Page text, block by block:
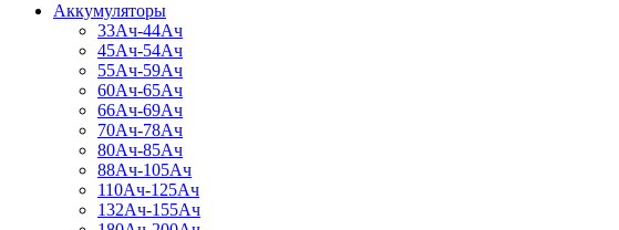
Аккумуляторы
33Ач-44Ач
45Ач-54Ач
55Ач-59Ач
60Ач-65Ач
66Ач-69Ач
70Ач-78Ач
80Ач-85Ач
88Ач-105Ач
110Ач-125Ач
132Ач-155Ач